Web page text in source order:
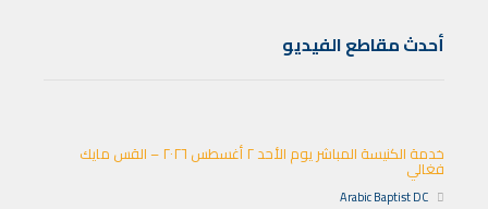
أحدث مقاطع الفيديو
خدمة الكنيسة المباشر يوم الأحد ٢ أغسطس ٢٠٢٦ – القس مايك
فغالي
Arabic Baptist DC